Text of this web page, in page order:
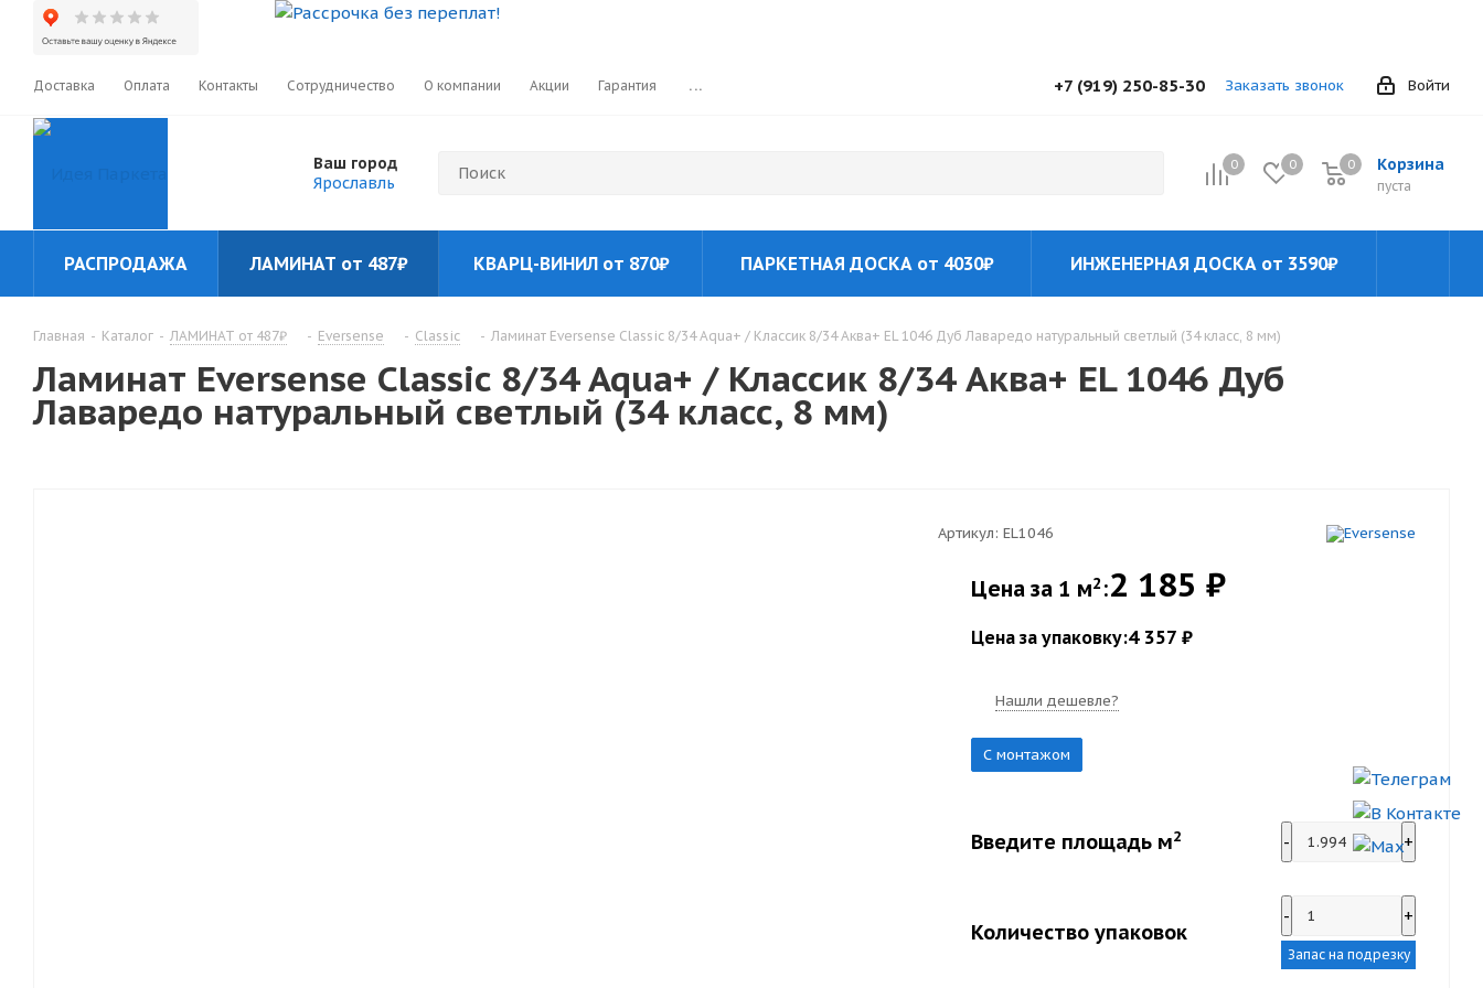
Доставка Оплата Контакты Сотрудничество О компании Акции Гарантия ... Войти
+7 (919) 250-85-30 Заказать звонок
Ваш город
Ярославль
0 0 Корзина
0
пуста
0
РАСПРОДАЖА ЛАМИНАТ от 487₽ КВАРЦ-ВИНИЛ от 870₽ ПАРКЕТНАЯ ДОСКА от 4030₽ ИНЖЕНЕРНАЯ ДОСКА от 3590₽
Главная - Каталог - ЛАМИНАТ от 487₽ - Eversense - Classic - Ламинат Eversense Classic 8/34 Aqua+ / Классик 8/34 Аква+ EL 1046 Дуб Лаваредо натуральный светлый (34 класс, 8 мм)
Ламинат Eversense Classic 8/34 Aqua+ / Классик 8/34 Аква+ EL 1046 Дуб
Лаваредо натуральный светлый (34 класс, 8 мм)
Артикул: EL1046
Цена за 1 м2 :2 185 ₽
Цена за упаковку:4 357 ₽
Нашли дешевле?
С монтажом
Введите площадь м2 - +
Количество упаковок
- +
Запас на подрезку